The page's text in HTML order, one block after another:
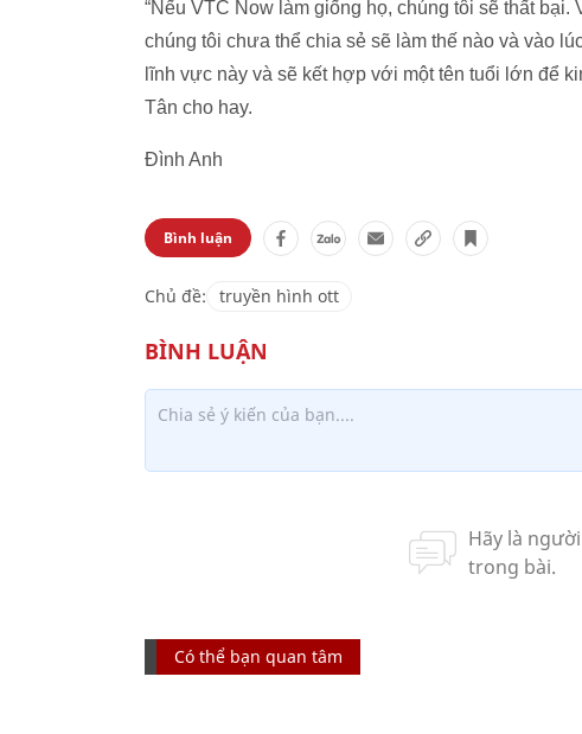
“Nếu VTC Now làm giống họ, chúng tôi sẽ thất
chúng tôi chưa thể chia sẻ sẽ làm thế nào và vào
lĩnh vực này và sẽ kết hợp với một tên tuổi lớn để
Tân cho hay.
Đình Anh
Bình luận
Chủ đề: truyền hình ott
Có thể bạn quan tâm